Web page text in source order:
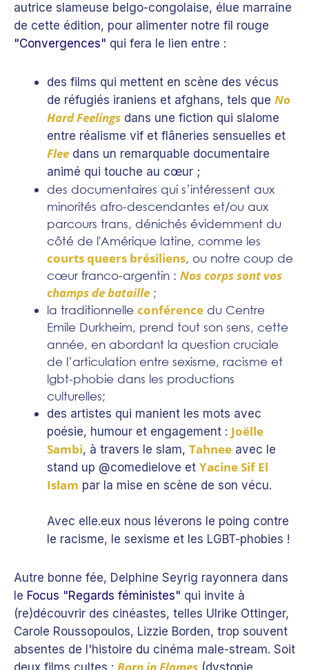
autrice slameuse belgo-congolaise, élue marraine
de cette édition, pour alimenter notre fil rouge
"Convergences" qui fera le lien entre :
des films qui mettent en scène des vécus
de réfugiés iraniens et afghans, tels que No
Hard Feelingsdans une fiction qui slalome
entre réalisme vif et flâneries sensuelles et
Fleedans un remarquable documentaire
animé qui touche au cœur ;
des documentaires qui s’intéressent aux
minorités afro-descendantes et/ou aux
parcours trans, dénichés évidemment du
côté de l'Amérique latine, comme les
courts queers brésiliens, ou notre coup de
cœur franco-argentin : Nos corps sont vos
champs de bataille;
la traditionnelle conférencedu Centre
Emile Durkheim, prend tout son sens, cette
année, en abordant la question cruciale
de l’articulation entre sexisme, racisme et
lgbt-phobie dans les productions
culturelles;
des artistes qui manient les mots avec
poésie, humour et engagement : Joëlle
Sambi, à travers le slam, Tahneeavec le
stand up @comedielove et Yacine Sif El
Islam par la mise en scène de son vécu.
Avec elle.eux nous léverons le poing contre
le racisme, le sexisme et les LGBT-phobies !
Autre bonne fée, Delphine Seyrig rayonnera dans
le Focus "Regards féministes" qui invite à
(re)découvrir des cinéastes, telles Ulrike Ottinger,
Carole Roussopoulos, Lizzie Borden, trop souvent
absentes de l'histoire du cinéma male-stream. Soit
deux films cultes :
(dystopie